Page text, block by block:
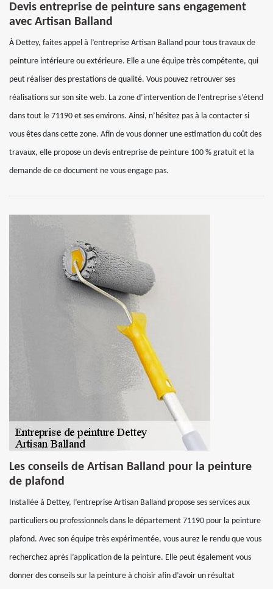
Devis entreprise de peinture sans engagement
avec Artisan Balland
À Dettey, faites appel à l’entreprise Artisan Balland pour tous travaux de
peinture intérieure ou extérieure. Elle a une équipe très compétente, qui
peut réaliser des prestations de qualité. Vous pouvez retrouver ses
réalisations sur son site web. La zone d’intervention de l’entreprise s’étend
dans tout le 71190 et ses environs. Ainsi, n’hésitez pas à la contacter si
vous êtes dans cette zone. Afin de vous donner une estimation du coût des
travaux, elle propose un devis entreprise de peinture 100 % gratuit et la
demande de ce document ne vous engage pas.
Les conseils de Artisan Balland pour la peinture
de plafond
Installée à Dettey, l’entreprise Artisan Balland propose ses services aux
particuliers ou professionnels dans le département 71190 pour la peinture
plafond. Avec son équipe très expérimentée, vous aurez le rendu que vous
recherchez après l’application de la peinture. Elle peut également vous
donner des conseils sur la peinture à choisir afin d’avoir un résultat